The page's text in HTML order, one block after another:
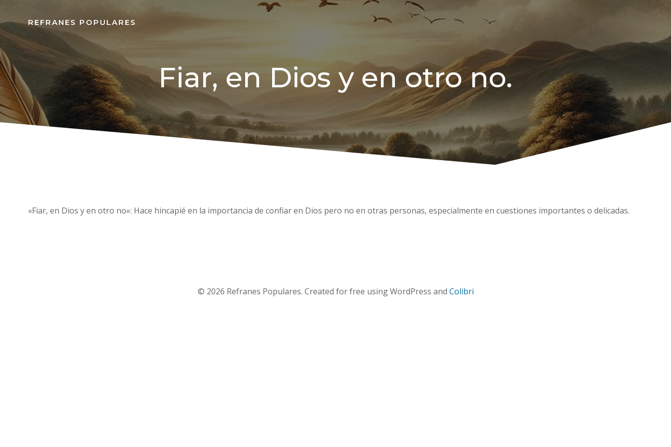
REFRANES POPULARES
Fiar, en Dios y en otro no.
«Fiar, en Dios y en otro no»: Hace hincapié en la importancia de confiar en Dios pero no en otras personas, especialmente en cuestiones importantes o delicadas.
© 2026 Refranes Populares. Created for free using WordPress and Colibri